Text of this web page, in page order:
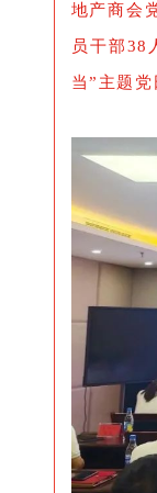
地产商会
员干部38
当”主题党